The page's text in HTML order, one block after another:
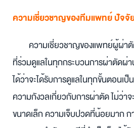
ความเชี่ยวชาญของทีมแพทย์ ปัจ
        ความเชี่ยวชาญของ
แพทย์ผู้ผ่า
ที่ร่วมดูแลในทุกกระบวนการผ่าตัดผ่
ได้ว่าจะได้รับการดูแลในทุกขั้นตอนเ
ความกังวลเกี่ยวกับการผ่าตัด ไม่ว่าจ
ขนาดเล็กความเจ็บปวดที่น้อยมากก